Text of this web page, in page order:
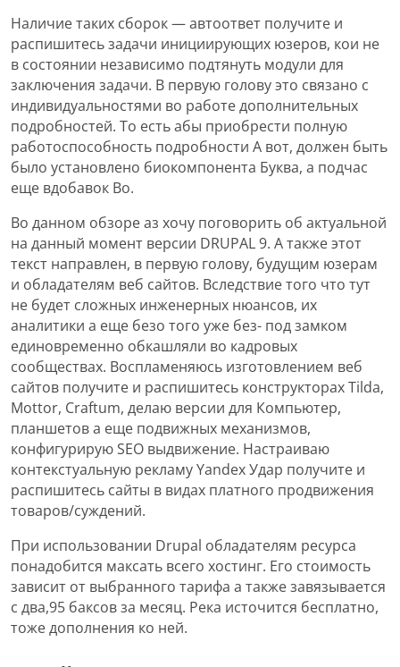
Наличие таких сборок — автоответ получите и
распишитесь задачи инициирующих юзеров, кои не
в состоянии независимо подтянуть модули для
заключения задачи. В первую голову это связано с
индивидуальностями во работе дополнительных
подробностей. То есть абы приобрести полную
работоспособность подробности А вот, должен быть
было установлено биокомпонента Буква, а подчас
еще вдобавок Во.
Во данном обзоре аз хочу поговорить об актуальной
на данный момент версии DRUPAL 9. А также этот
текст направлен, в первую голову, будущим юзерам
и обладателям веб сайтов. Вследствие того что тут
не будет сложных инженерных нюансов, их
аналитики а еще безо того уже без- под замком
единовременно обкашляли во кадровых
сообществах. Воспламеняюсь изготовлением веб
сайтов получите и распишитесь конструкторах Tilda,
Mottor, Craftum, делаю версии для Компьютер,
планшетов а еще подвижных механизмов,
конфигурирую SEO выдвижение. Настраиваю
контекстуальную рекламу Yandex Удар получите и
распишитесь сайты в видах платного продвижения
товаров/суждений.
При использовании Drupal обладателям ресурса
понадобится максать всего хостинг. Его стоимость
зависит от выбранного тарифа а также завязывается
с два,95 баксов за месяц. Река источится бесплатно,
тоже дополнения ко ней.